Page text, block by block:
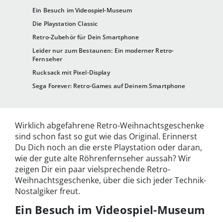
Ein Besuch im Videospiel-Museum
Die Playstation Classic
Retro-Zubehör für Dein Smartphone
Leider nur zum Bestaunen: Ein moderner Retro-
Fernseher
Rucksack mit Pixel-Display
Sega Forever: Retro-Games auf Deinem Smartphone
Wirklich abgefahrene Retro-Weihnachtsgeschenke
sind schon fast so gut wie das Original. Erinnerst
Du Dich noch an die erste Playstation oder daran,
wie der gute alte Röhrenfernseher aussah? Wir
zeigen Dir ein paar vielsprechende Retro-
Weihnachtsgeschenke, über die sich jeder Technik-
Nostalgiker freut.
Ein Besuch im Videospiel-Museum